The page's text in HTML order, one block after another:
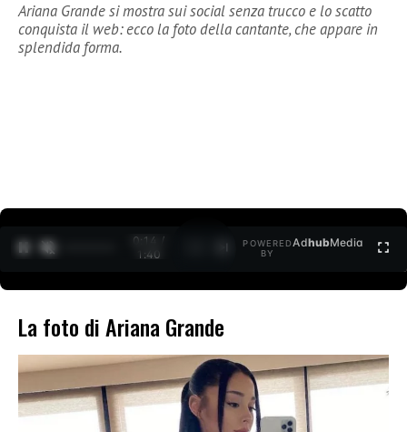
Ariana Grande si mostra sui social senza trucco e lo scatto
conquista il web: ecco la foto della cantante, che appare in
splendida forma.
0:15 /
1:40
POWERED
BY
AdhubMedia
La foto di Ariana Grande